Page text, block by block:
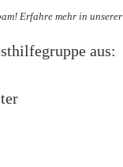
Erfahre mehr in unserer
aus: